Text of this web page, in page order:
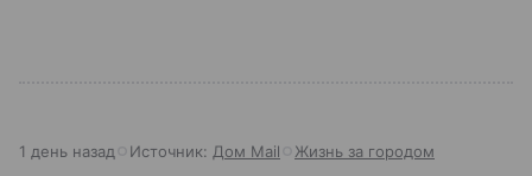
1 день назад Источник: Дом Mail Жизнь за городом